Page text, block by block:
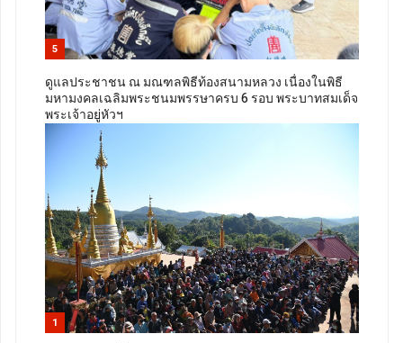
5
ดูแลประชาชน ณ มณฑลพิธีท้องสนามหลวง เนื่องในพิธี
มหามงคลเฉลิมพระชนมพรรษาครบ 6 รอบ พระบาทสมเด็จ
พระเจ้าอยู่หัวฯ
1